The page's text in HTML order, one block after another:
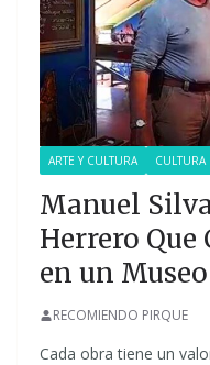
ARTE Y CULTURA CULTURA
Manuel
Herrero
en un
RECOMIENDO PIRQUE
Cada obra tiene un